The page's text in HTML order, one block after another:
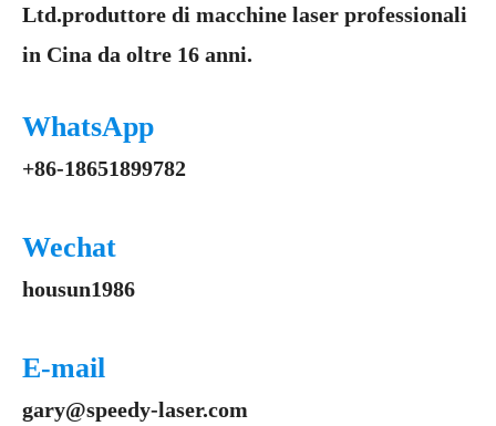
Ltd.produttore di macchine laser professionali
in Cina da oltre 16 anni.
WhatsApp
+86-18651899782
Wechat
housun1986
E-mail
gary@speedy-laser.com